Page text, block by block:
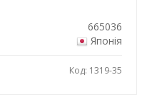
665036
Японія
Код: 1319-35